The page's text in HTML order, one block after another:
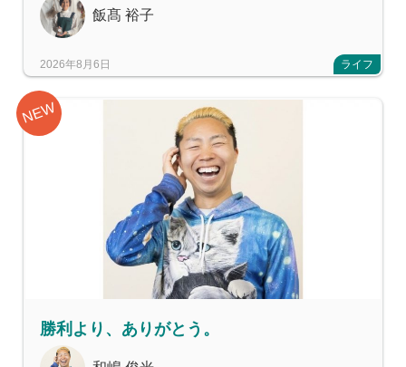
飯髙 裕子
2026年8月6日 ライフ
NEW
勝利より、ありがとう。